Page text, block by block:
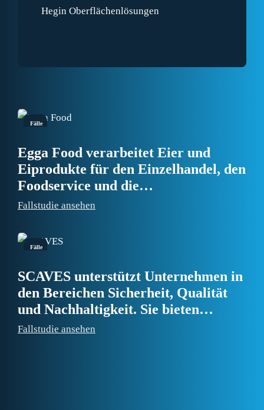
Hegin Oberflächenlösungen
Fälle
Egga Food verarbeitet Eier und
Eiprodukte für den Einzelhandel, den
Foodservice und die
Lebensmittelindustrie. An drei
anderem frische, gekochte, geschälte
und gefärbte Eier hergestellt.
Fallstudie ansehen
Fälle
SCAVES unterstützt Unternehmen in
den Bereichen Sicherheit, Qualität
und Nachhaltigkeit. Sie bieten
Sicherheitsschulungen an, stellen
Fallstudie ansehen